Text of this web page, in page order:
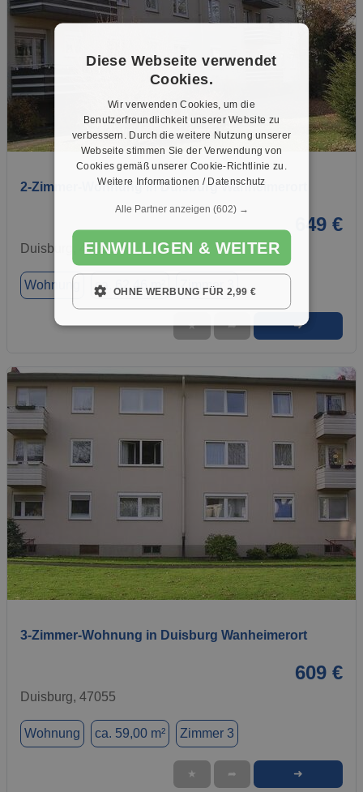
1 / 20
2-Zimmer-Wohnung in Duisburg Wanheimerort
649 €
Duisburg, 47055
Wohnung ca. 62,46 m² Zimmer 3
★ ➦ ➜
1 / 21
3-Zimmer-Wohnung in Duisburg Wanheimerort
609 €
Duisburg, 47055
Wohnung ca. 59,00 m² Zimmer 3
★ ➦ ➜
Diese Webseite verwendet
Cookies.
Wir verwenden Cookies, um die
Benutzerfreundlichkeit unserer Website zu
verbessern. Durch die weitere Nutzung unserer
Webseite stimmen Sie der Verwendung von
Cookies gemäß unserer Cookie-Richtlinie zu.
Weitere Informationen / Datenschutz
Alle Partner anzeigen (602) →
EINWILLIGEN & WEITER
OHNE WERBUNG FÜR 2,99 €